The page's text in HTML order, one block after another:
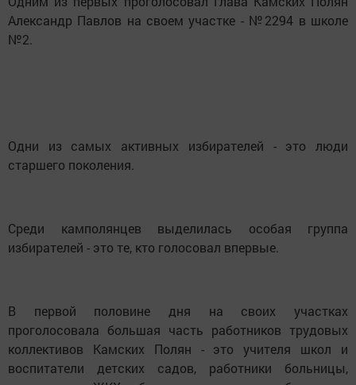
Александр Павлов на своем участке - №2294 в школе
№2.
Одни из самых активных избирателей - это люди
старшего поколения.
Среди камполянцев выделилась особая группа
избирателей - это те, кто голосовал впервые.
В первой половине дня на своих участках
проголосовала большая часть работников трудовых
коллективов Камских Полян - это учителя школ и
воспитатели детских садов, работники больницы,